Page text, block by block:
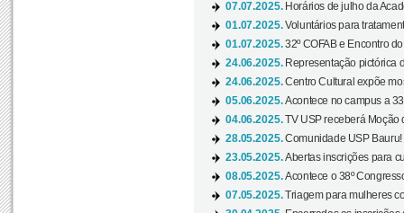
07.07.2025. Horários de julho da
01.07.2025.Voluntários para
01.07.2025.32º COFAB e Encontro
24.06.2025. Representação pictórica
24.06.2025.Centro Cultural expõe
05.06.2025.Acontece no campus a
04.06.2025.TV USP receberá Moção
28.05.2025.Comunidade USP Bauru!
23.05.2025.Abertas inscrições para
08.05.2025.Acontece o 38º
07.05.2025.Triagem para mulheres